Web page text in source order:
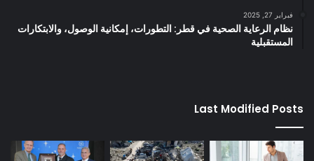
فبراير 27, 2025
نظام الرعاية الصحية في قطر: التطورات، إمكانية الوصول، والابتكارات
المستقبلية
Last Modified Posts